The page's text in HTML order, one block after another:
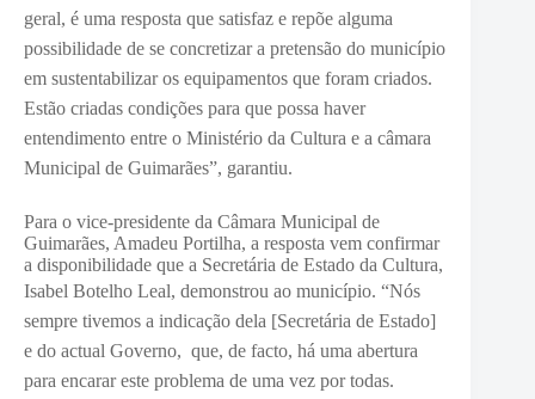
geral, é uma resposta que satisfaz e repõe alguma
possibilidade de se concretizar a pretensão do município
em sustentabilizar os equipamentos que foram criados.
Estão criadas condições para que possa haver
entendimento entre o Ministério da Cultura e a câmara
Municipal de Guimarães”, garantiu.
Para o vice-presidente da Câmara Municipal de
Guimarães, Amadeu Portilha, a resposta vem confirmar
a disponibilidade que a Secretária de Estado da Cultura,
Isabel Botelho Leal, demonstrou ao município. “Nós
sempre tivemos a indicação dela [Secretária de Estado]
e do actual Governo, que, de facto, há uma abertura
para encarar este problema de uma vez por todas.